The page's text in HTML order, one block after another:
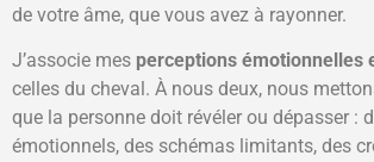
de votre âme, que vous avez à rayonner.
J’associe mes perceptions émotionnelles
celles du cheval. À nous deux, nous
que la personne doit révéler ou dépasser :
émotionnels, des schémas limitants, des